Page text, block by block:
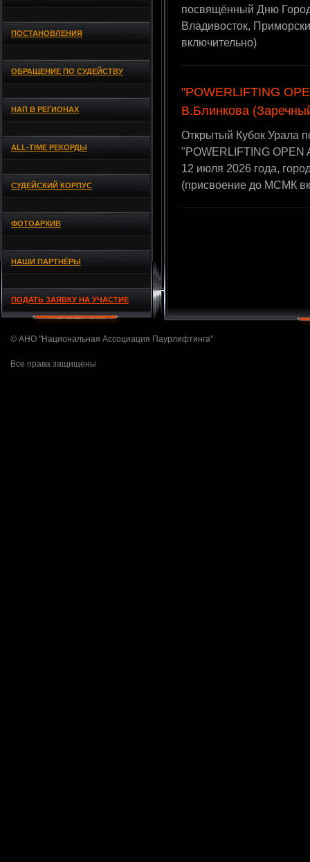
ПОСТАНОВЛЕНИЯ
ОБРАЩЕНИЕ ПО СУДЕЙСТВУ
НАП В РЕГИОНАХ
ALL-TIME РЕКОРДЫ
СУДЕЙСКИЙ КОРПУС
ФОТОАРХИВ
НАШИ ПАРТНЁРЫ
ПОДАТЬ ЗАЯВКУ НА УЧАСТИЕ
посвящённый Дню
Владивосток,
включительно)
"POWERLIFTING
В.Блинкова
Открытый Кубок Урала
"POWERLIFTING OPEN
12 июля 2026 года,
(присвоение до МСМК
© АНО "Национальная Ассоциация Паурлифтинга"
Все права защищены